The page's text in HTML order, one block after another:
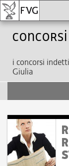
Concorsi
i concorsi
Giulia